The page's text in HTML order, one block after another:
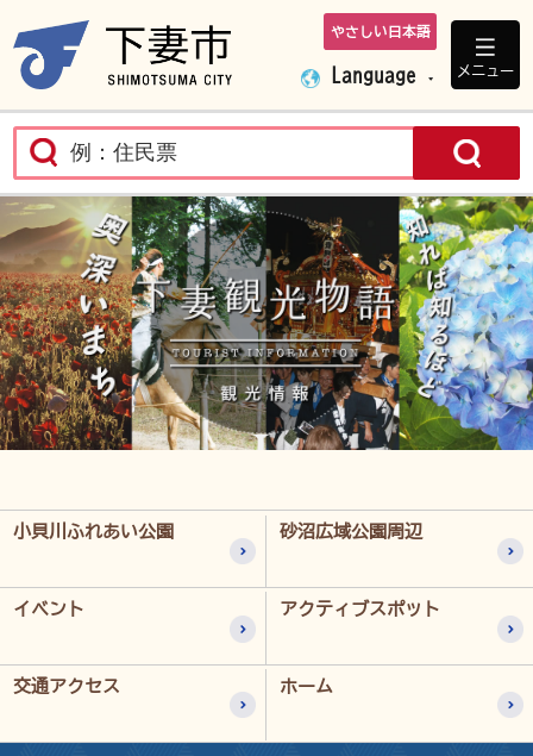
下妻市ホームペ
やさしい日本語
Language メニュー
下
小貝川ふれあい公園 砂沼広域公園周辺
イベント アクティブスポット
交通アクセス ホーム